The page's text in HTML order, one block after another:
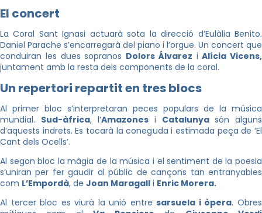
El concert
La Coral Sant Ignasi actuarà sota la direcció d’Eulàlia Benito.
Daniel Parache s’encarregarà del piano i l’orgue. Un concert que
conduiran les dues sopranos Dolors Álvarez iAlícia Vicens,
juntament amb la resta dels components de la coral.
Un repertori repartit en tres blocs
Al primer bloc s’interpretaran peces populars de la música
mundial. Sud-àfrica, l’Amazones i Catalunya són alguns
d’aquests indrets. Es tocarà la coneguda i estimada peça de ‘El
Cant dels Ocells’.
Al segon bloc la màgia de la música i el sentiment de la poesia
s’uniran per fer gaudir al públic de cançons tan entranyables
com L’Empordà, de Joan Maragall i Enric Morera.
Al tercer bloc es viurà la unió entresarsuela i òpera. Obres